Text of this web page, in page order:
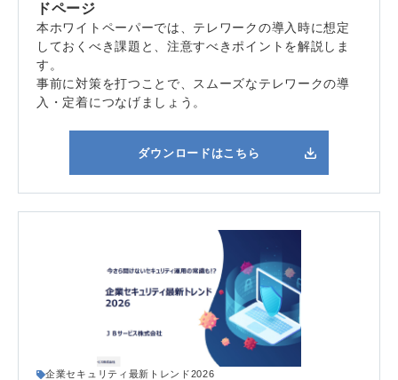
ドページ
本ホワイトペーパーでは、テレワークの導入時に想定
しておくべき課題と、注意すべきポイントを解説しま
す。
事前に対策を打つことで、スムーズなテレワークの導
入・定着につなげましょう。
ダウンロードはこちら
企業セキュリティ最新トレンド2026